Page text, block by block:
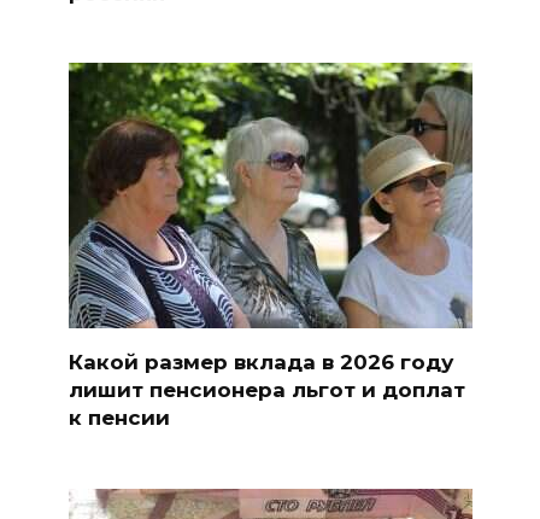
Какой размер вклада в 2026 году
лишит пенсионера льгот и доплат
к пенсии